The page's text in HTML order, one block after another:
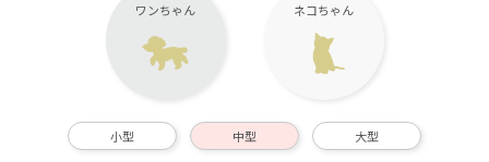
ワンちゃん ネコちゃん
小型 中型 大型